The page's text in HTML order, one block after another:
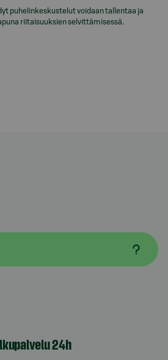
puhelinkeskustelut voidaan tallentaa ja
riitaisuuksien selvittämisessä.
24h